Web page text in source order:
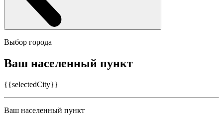
Выбор города
Ваш населенный пункт
{{selectedCity}}
Ваш населенный пункт